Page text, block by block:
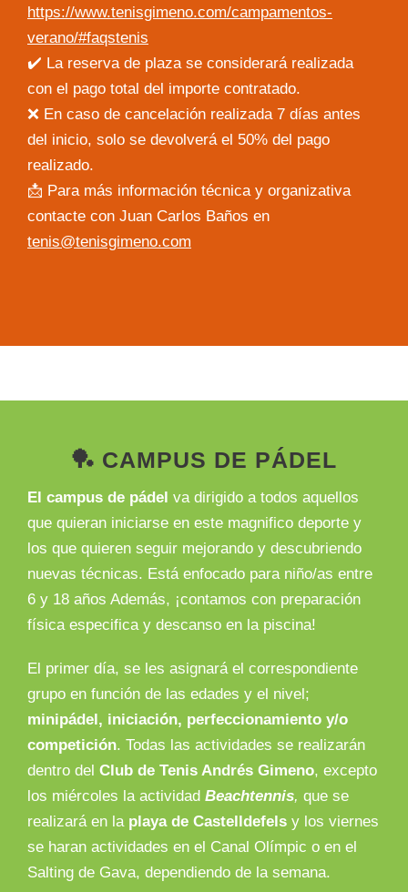
https://www.tenisgimeno.com/campamentos-
verano/#faqstenis
✔️ La reserva de plaza se considerará realizada
con el pago total del importe contratado.
❌ En caso de cancelación realizada 7 días antes
del inicio, solo se devolverá el 50% del pago
realizado.
📩 Para más información técnica y organizativa
contacte con Juan Carlos Baños en
tenis@tenisgimeno.com
🏓 CAMPUS DE PÁDEL
El campus de pádel va dirigido a todos aquellos
que quieran iniciarse en este magnifico deporte y
los que quieren seguir mejorando y descubriendo
nuevas técnicas. Está enfocado para niño/as entre
6 y 18 años Además, ¡contamos con preparación
física especifica y descanso en la piscina!
El primer día, se les asignará el correspondiente
grupo en función de las edades y el nivel;
minipádel, iniciación, perfeccionamiento y/o
competición. Todas las actividades se realizarán
dentro del Club de Tenis Andrés Gimeno, excepto
los miércoles la actividad Beachtennis, que se
realizará en la playa de Castelldefels y los viernes
se haran actividades en el Canal Olímpic o en el
Salting de Gava, dependiendo de la semana.